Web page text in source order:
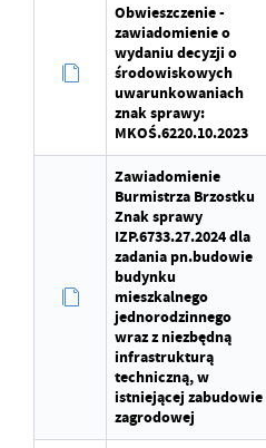
Obwieszczenie -
zawiadomienie o
wydaniu decyzji o
środowiskowych
uwarunkowaniach
znak sprawy:
MKOŚ.6220.10.2023
Zawiadomienie
Burmistrza Brzostku
Znak sprawy
IZP.6733.27.2024 dla
zadania pn.budowie
budynku
mieszkalnego
jednorodzinnego
wraz z niezbędną
infrastrukturą
techniczną, w
istniejącej zabudowie
zagrodowej